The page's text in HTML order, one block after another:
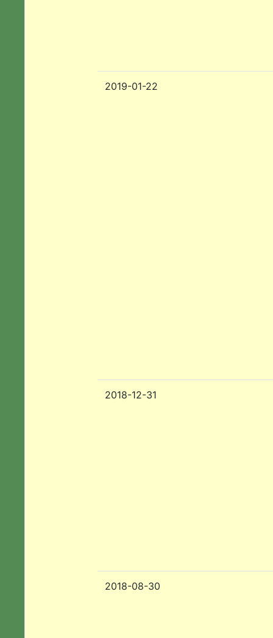
2019-01-22
2018-12-31
2018-08-30